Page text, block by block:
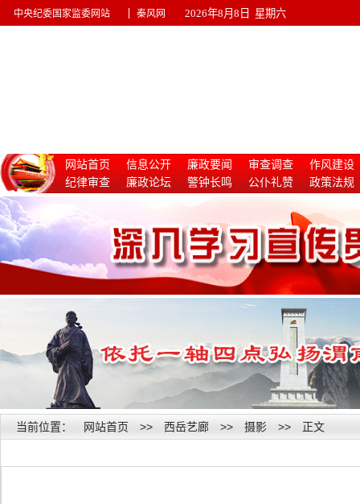
中央纪委国家监委网站 秦风网 2026年8月8日 星期六
网站首页 信息公开 廉政要闻 审查调查
作风建设
纪律审查
廉政论坛 警钟长鸣 公仆礼赞
政策法规
当前位置： 网站首页 >> 西岳艺廊 >> 摄影 >> 正文